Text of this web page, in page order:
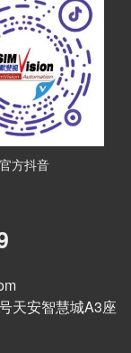
官方抖音
天安智慧城A3座